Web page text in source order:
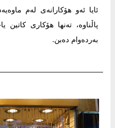
ئایا ئەو هۆکارانەی لەم
پاڵناوە، تەنها هۆکاری کاتین
بەردەوام دەبن.